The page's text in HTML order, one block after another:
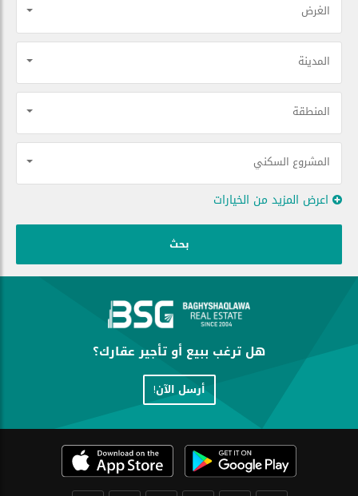
الغرض
المدينة
المنطقة
المشروع السكني
اعرض المزيد من الخيارات
هل ترغب ببيع أو تأجير عقارك؟
أرسل الآن!